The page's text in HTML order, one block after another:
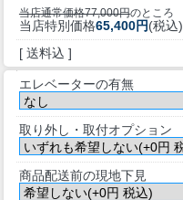
当店通常価格77,000円のところ
当店特別価格65,400円(税込)
[ 送料込 ]
エレベーターの有無
取り外し・取付オプション
商品配送前の現地下見